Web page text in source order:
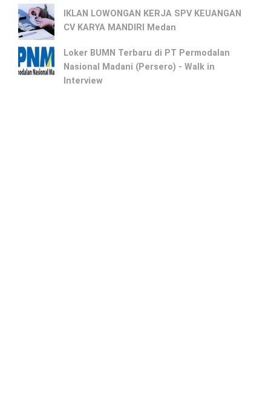
IKLAN LOWONGAN KERJA SPV KEUANGAN
CV KARYA MANDIRI Medan
Loker BUMN Terbaru di PT Permodalan
Nasional Madani (Persero) - Walk in
Interview